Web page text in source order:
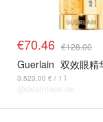
€70.46 €128.00
Guerlain 双效眼精
3.523,00 € / 1 l
@dealmoon.de